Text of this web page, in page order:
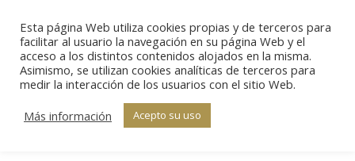
Ceremonia de
entrega II Premio
Txema Elorza
Estás aquí:
Inicio
Convocatorias
Esta página Web utiliza cookies propias y de terceros para
facilitar al usuario la navegación en su página Web y el
acceso a los distintos contenidos alojados en la misma.
Asimismo, se utilizan cookies analíticas de terceros para
medir la interacción de los usuarios con el sitio Web.
Más información
Acepto su uso